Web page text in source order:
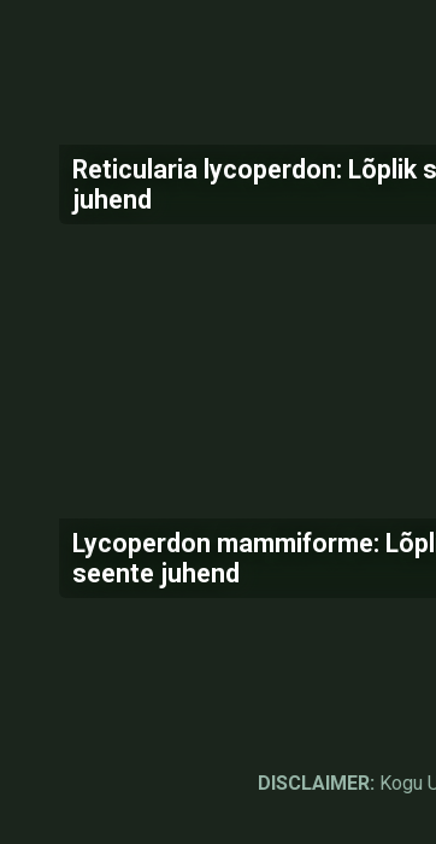
Reticularia lycoperdon: Lõplik
juhend
Lycoperdon mammiforme:
seente juhend
DISCLAIMER: Kogu